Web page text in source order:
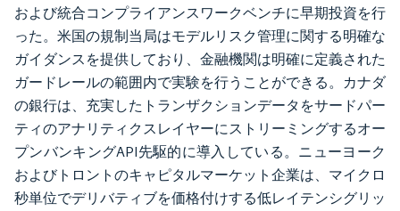
および統合コンプライアンスワークベンチに早期投資を行
った。米国の規制当局はモデルリスク管理に関する明確な
ガイダンスを提供しており、金融機関は明確に定義された
ガードレールの範囲内で実験を行うことができる。カナダ
の銀行は、充実したトランザクションデータをサードパー
ティのアナリティクスレイヤーにストリーミングするオー
プンバンキングAPI先駆的に導入している。ニューヨーク
およびトロントのキャピタルマーケット企業は、マイクロ
秒単位でデリバティブを価格付けする低レイテンシグリッ